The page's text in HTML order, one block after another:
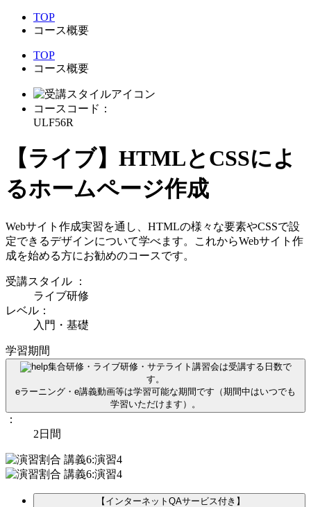
TOP
コース概要
TOP
コース概要
コースコード：
ULF56R
【ライブ】HTMLとCSSによ
るホームページ作成
Webサイト作成実習を通し、HTMLの様々な要素やCSSで設
定できるデザインについて学べます。これからWebサイト作
成を始める方にお勧めのコースです。
受講スタイル ：
ライブ研修
レベル：
入門・基礎
学習期間
集合研修・ライブ研修・サテライト講習会は受講する日数で
す。
eラーニング・e講義動画等は学習可能な期間です（期間中はいつでも
学習いただけます）。
：
2日間
【インターネットQAサービス付き】